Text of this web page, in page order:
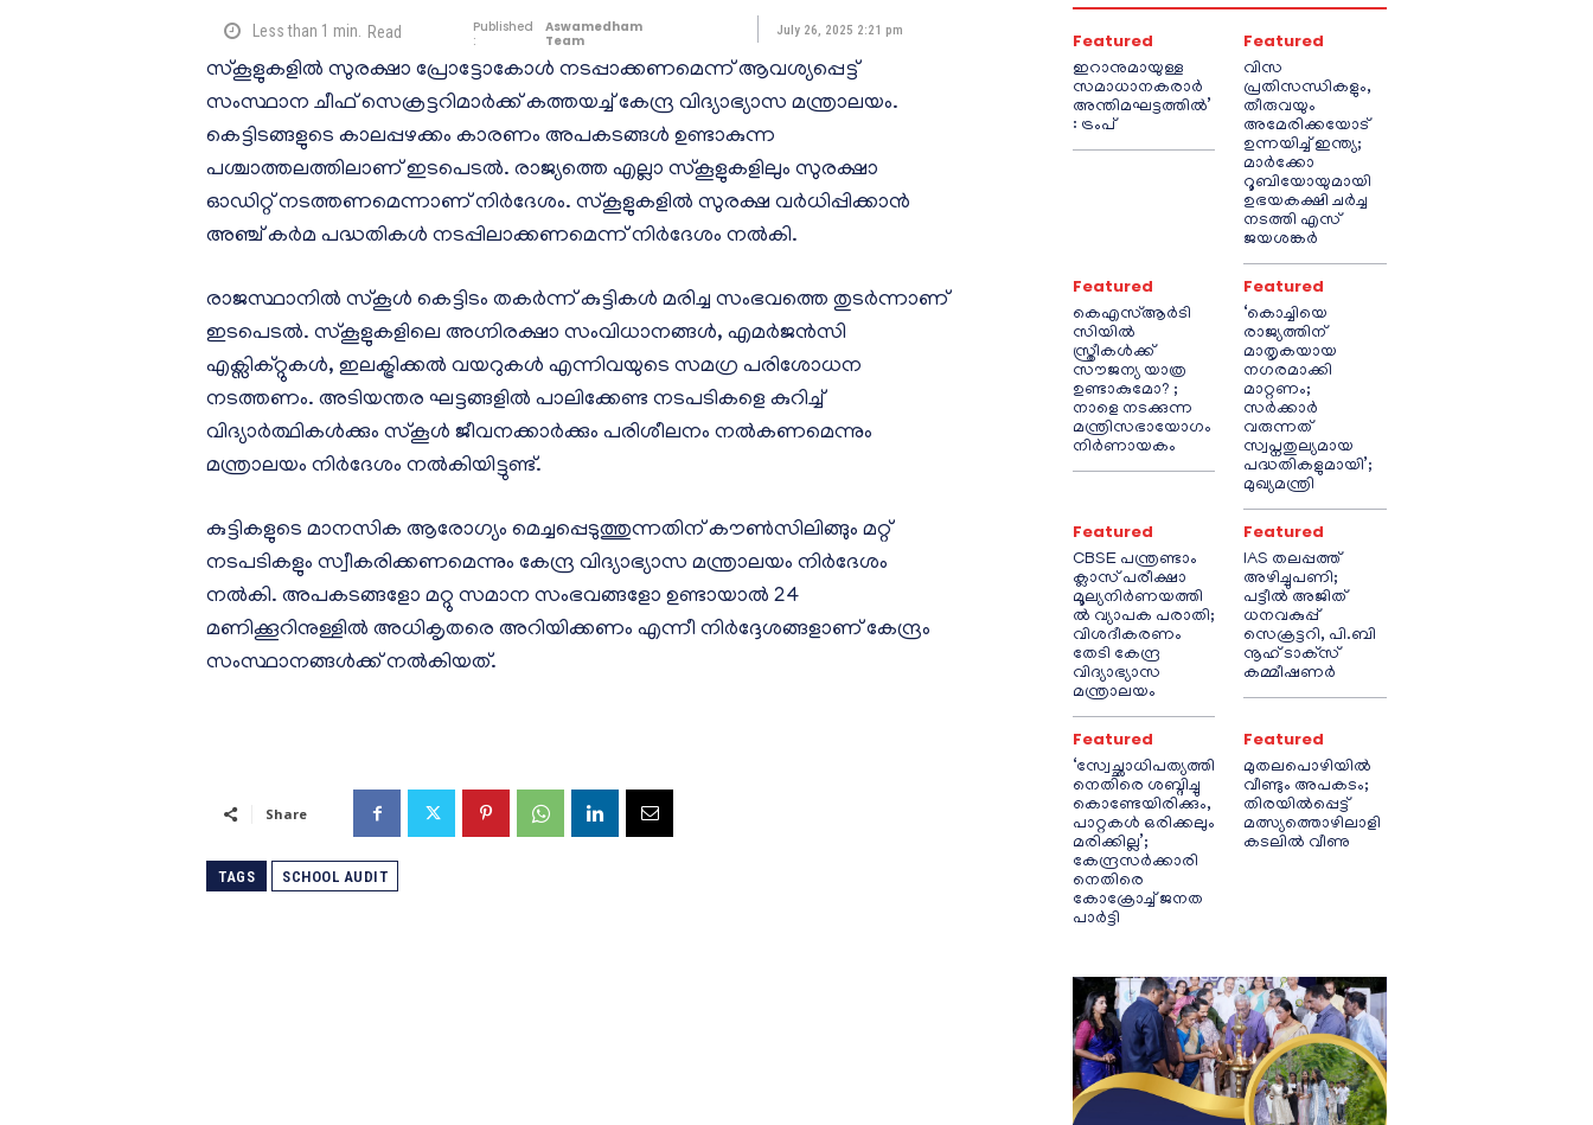
Less than 1 min. Read
Published
:
Aswamedham
Team
July 26, 2025 2:21 pm
സ്കൂളുകളിൽ സുരക്ഷാ പ്രോട്ടോകോൾ നടപ്പാക്കണമെന്ന് ആവശ്യപ്പെട്ട്
സംസ്ഥാന ചീഫ് സെക്രട്ടറിമാർക്ക് കത്തയച്ച് കേന്ദ്ര വിദ്യാഭ്യാസ മന്ത്രാലയം.
കെട്ടിടങ്ങളുടെ കാലപ്പഴക്കം കാരണം അപകടങ്ങൾ ഉണ്ടാകുന്ന
പശ്ചാത്തലത്തിലാണ് ഇടപെടൽ. രാജ്യത്തെ എല്ലാ സ്കൂളുകളിലും സുരക്ഷാ
ഓഡിറ്റ് നടത്തണമെന്നാണ് നിർദേശം. സ്കൂളുകളിൽ സുരക്ഷ വർധിപ്പിക്കാൻ
അഞ്ച് കർമ പദ്ധതികൾ നടപ്പിലാക്കണമെന്ന് നിർദേശം നൽകി.
രാജസ്ഥാനിൽ സ്കൂൾ കെട്ടിടം തകർന്ന് കുട്ടികൾ മരിച്ച സംഭവത്തെ തുടർന്നാണ്
ഇടപെടൽ. സ്കൂളുകളിലെ അഗ്നിരക്ഷാ സംവിധാനങ്ങൾ, എമർജൻസി
എക്സിക്റ്റുകൾ, ഇലക്ട്രിക്കൽ വയറുകൾ എന്നിവയുടെ സമഗ്ര പരിശോധന
നടത്തണം. അടിയന്തര ഘട്ടങ്ങളിൽ പാലിക്കേണ്ട നടപടികളെ കുറിച്ച്
വിദ്യാർത്ഥികൾക്കും സ്കൂൾ ജീവനക്കാർക്കും പരിശീലനം നൽകണമെന്നും
മന്ത്രാലയം നിർദേശം നൽകിയിട്ടുണ്ട്.
കുട്ടികളുടെ മാനസിക ആരോഗ്യം മെച്ചപ്പെടുത്തുന്നതിന് കൗൺസിലിങ്ങും മറ്റ്
നടപടികളും സ്വീകരിക്കണമെന്നും കേന്ദ്ര വിദ്യാഭ്യാസ മന്ത്രാലയം നിർദേശം
നൽകി. അപകടങ്ങളോ മറ്റു സമാന സംഭവങ്ങളോ ഉണ്ടായാൽ 24
മണിക്കൂറിനുള്ളിൽ അധികൃതരെ അറിയിക്കണം എന്നീ നിർദ്ദേശങ്ങളാണ് കേന്ദ്രം
സംസ്ഥാനങ്ങൾക്ക് നൽകിയത്.
Share
TAGS SCHOOL AUDIT
Featured
ഇറാനുമായുള്ള
സമാധാനകരാർ
അന്തിമഘട്ടത്തിൽ‌’
: ട്രംപ്
Featured
വിസ
പ്രതിസന്ധികളും,
തീരുവയും
അമേരിക്കയോട്
ഉന്നയിച്ച് ഇന്ത്യ;
മാർക്കോ
റൂബിയോയുമായി
ഉഭയകക്ഷി ചർച്ച
നടത്തി എസ്
ജയശങ്കർ
Featured
കെഎസ്ആർടി
സിയിൽ
സ്ത്രീകൾക്ക്
സൗജന്യ യാത്ര
ഉണ്ടാകുമോ? ;
നാളെ നടക്കുന്ന
മന്ത്രിസഭായോഗം
നിർണായകം
Featured
‘കൊച്ചിയെ
രാജ്യത്തിന്
മാതൃകയായ
നഗരമാക്കി
മാറ്റണം;
സർക്കാർ
വരുന്നത്
സ്വപ്നതുല്യമായ
പദ്ധതികളുമായി’;
മുഖ്യമന്ത്രി
Featured
CBSE പന്ത്രണ്ടാം
ക്ലാസ് പരീക്ഷാ
മൂല്യനിർണയത്തി
ൽ വ്യാപക പരാതി;
വിശദീകരണം
തേടി കേന്ദ്ര
വിദ്യാഭ്യാസ
മന്ത്രാലയം
Featured
IAS തലപ്പത്ത്
അഴിച്ചുപണി;
പട്ടീല്‍ അജിത്
ധനവകുപ്പ്
സെക്രട്ടറി, പി.ബി
നൂഹ് ടാക്‌സ്
കമ്മീഷണര്‍
Featured
‘സ്വേച്ഛാധിപത്യത്തി
നെതിരെ ശബ്ദിച്ചു
കൊണ്ടേയിരിക്കും,
പാറ്റകൾ ഒരിക്കലും
മരിക്കില്ല’;
കേന്ദ്രസർക്കാരി
നെതിരെ
കോക്രോച്ച് ജനത
പാർട്ടി
Featured
മുതലപൊഴിയിൽ
വീണ്ടും അപകടം;
തിരയിൽപ്പെട്ട്
മത്സ്യത്തൊഴിലാളി
കടലിൽ വീണു